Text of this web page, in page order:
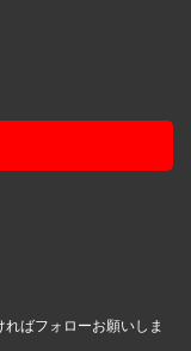
ばフォローお願いしま